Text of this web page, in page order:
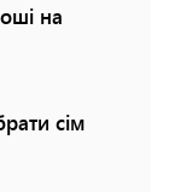
на
сім